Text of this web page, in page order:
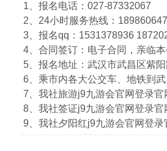
1、报名电话：027-87332067
2、24小时服务热线：
3、报名qq：1531378936
4、合同签订：电子合同，亲临
5、报名地址：武汉市武昌区紫
6、乘市内各大公交车、地铁到
7、我社旅游j9九游会官网登录
8、我社签证j9九游会官网登录
9、我社夕阳红j9九游会官网登